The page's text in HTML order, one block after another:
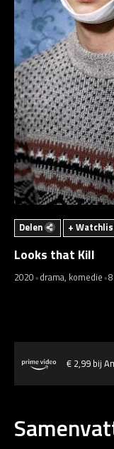
Delen +
Looks that Kill
2020 drama, komedie
€ 2,99 bij